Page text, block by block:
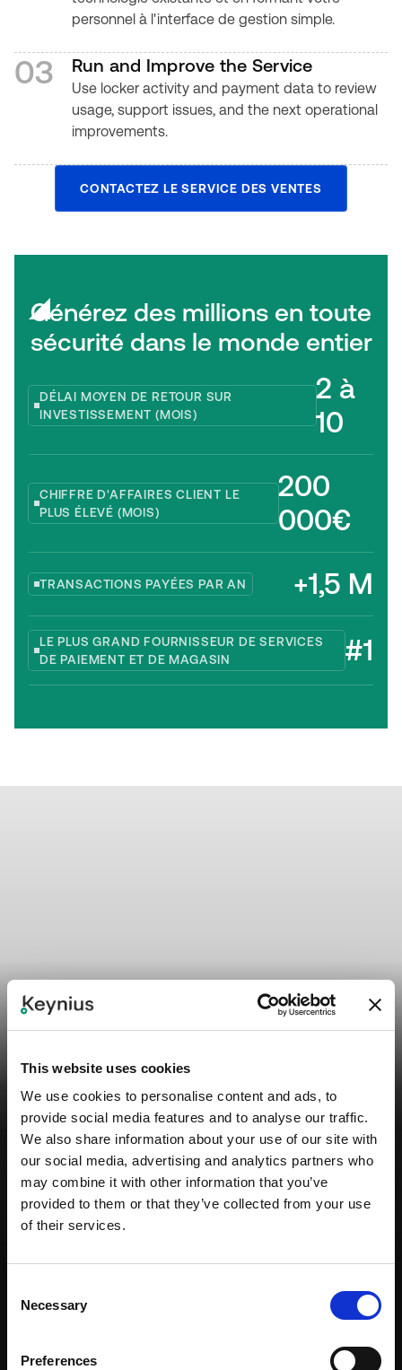
This website uses cookies
We use cookies to personalise content and ads, to
provide social media features and to analyse our traffic.
We also share information about your use of our site with
our social media, advertising and analytics partners who
may combine it with other information that you’ve
provided to them or that they’ve collected from your use
of their services.
Selection
Necessary
Preferences
personnel à l'interface de gestion simple.
03 Run and Improve the Service
Use locker activity and payment data to review
usage, support issues, and the next operational
improvements.
CONTACTEZ LE SERVICE DES VENTES
Générez des millions en toute
sécurité dans le monde entier
DÉLAI MOYEN DE RETOUR SUR
INVESTISSEMENT (MOIS)
2 à
10
CHIFFRE D'AFFAIRES CLIENT LE
PLUS ÉLEVÉ (MOIS)
200
000€
TRANSACTIONS PAYÉES PAR AN +1,5 M
LE PLUS GRAND FOURNISSEUR DE SERVICES
DE PAIEMENT ET DE MAGASIN
#1
NOTRE GAMME DE PRODUITS
intelligents recommandés
pour les expériences des
clients
Keynius offers smart rental locker systems for permanent
and temporary paid and guest storage, with product
packages that can be configured around the location